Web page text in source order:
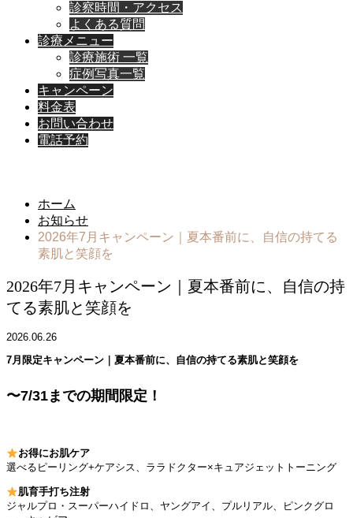
診察時間・アクセス
よくある質問
診療メニュー
診療施術 一覧
症例写真一覧
キャンペーン
料金表
お問い合わせ
電話予約
ホーム
お知らせ
2026年7月キャンペーン｜夏本番前に、自信の持てる
素肌と笑顔を
2026年7月キャンペーン｜夏本番前に、自信の持
てる素肌と笑顔を
2026.06.26
7月限定キャンペーン｜夏本番前に、自信の持てる素肌と笑顔を
〜7/31までの期間限定！
お得にお肌ケア
⁡選べるピーリング+ケアシス、ララドクター×キュアジェットトーニング
肌育手打ち注射
ジャルプロ・スーパーハイドロ、ヤングアイ、プルリアル、ピンクグロ